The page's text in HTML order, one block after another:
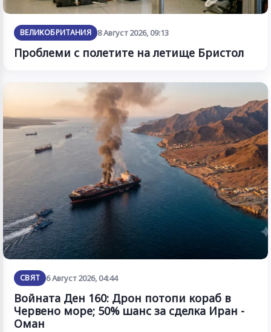
ВЕЛИКОБРИТАНИЯ 8 Август 2026, 09:13
Проблеми с полетите на летище Бристол
СВЯТ 6 Август 2026, 04:44
Войната Ден 160: Дрон потопи кораб в
Червено море; 50% шанс за сделка Иран -
Оман